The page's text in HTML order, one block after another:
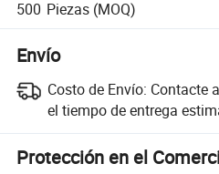
500 Piezas (MOQ)
Envío
Costo de Envío: Contacte
el tiempo de entrega
Protección en el